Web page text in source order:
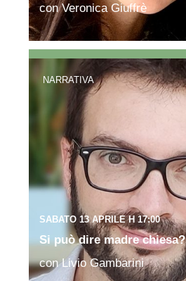
con Veronica Giuffrè
NARRATIVA
SABATO 13 APRILE H 17:00
Si può dire madre chiesa?
con Livio Gambarini